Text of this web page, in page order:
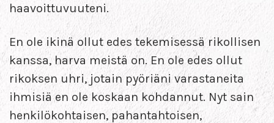
haavoittuvuuteni.
En ole ikinä ollut edes tekemisessä rikollisen
kanssa, harva meistä on. En ole edes ollut
rikoksen uhri, jotain pyöriäni varastaneita
ihmisiä en ole koskaan kohdannut. Nyt sain
henkilökohtaisen, pahantahtoisen,